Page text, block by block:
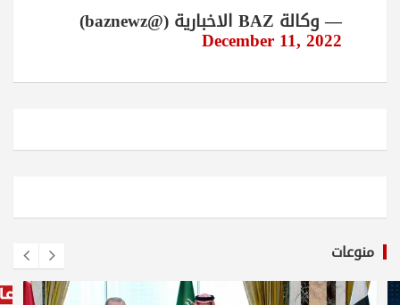
— وكالة BAZ الاخبارية (@baznewz)
December 11, 2022
منوعات